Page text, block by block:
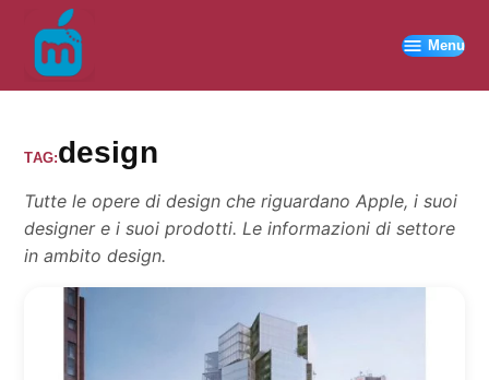
contenuto
Menu
TAG:design
Tutte le opere di design che riguardano Apple, i suoi
designer e i suoi prodotti. Le informazioni di settore
in ambito design.